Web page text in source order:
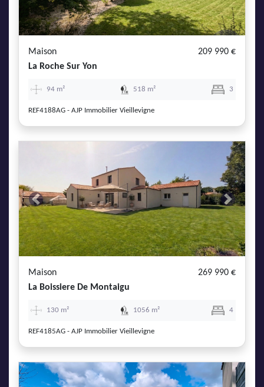
Maison
209 990 €
La Roche Sur Yon
94 m² 518 m² 3
REF4188AG - AJP Immobilier Vieillevigne
Previous Next
Maison
269 990 €
La Boissiere De Montaigu
130 m² 1056 m² 4
REF4185AG - AJP Immobilier Vieillevigne